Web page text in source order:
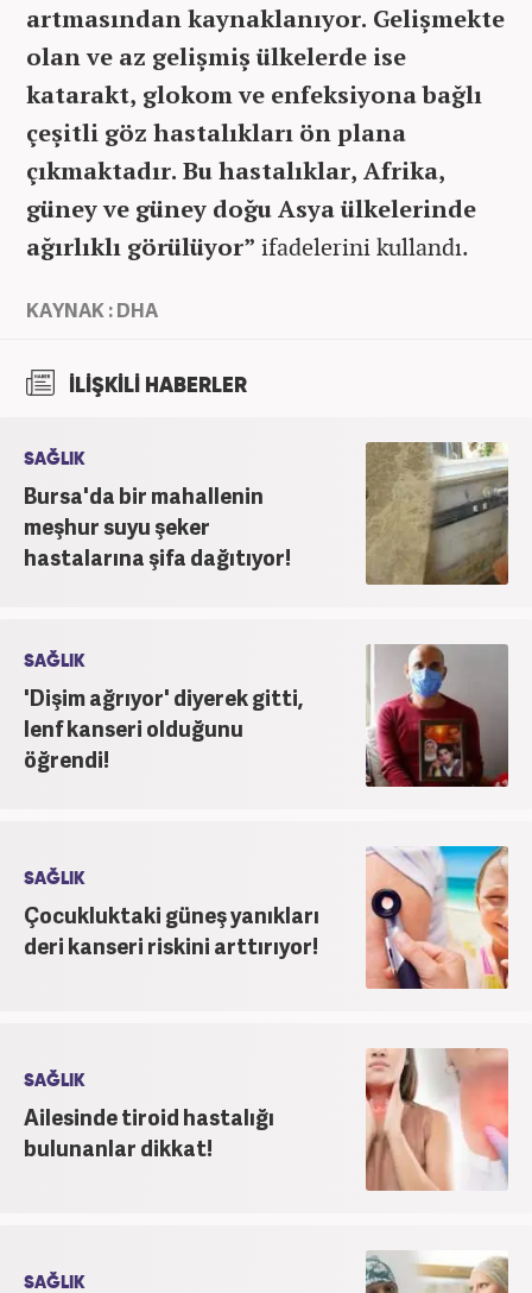
artmasından kaynaklanıyor. Gelişmekte
olan ve az gelişmiş ülkelerde ise
katarakt, glokom ve enfeksiyona bağlı
çeşitli göz hastalıkları ön plana
çıkmaktadır. Bu hastalıklar, Afrika,
güney ve güney doğu Asya ülkelerinde
ağırlıklı görülüyor” ifadelerini kullandı.
KAYNAK : DHA
İLİŞKİLİ HABERLER
SAĞLIK
Bursa'da bir mahallenin
meşhur suyu şeker
hastalarına şifa dağıtıyor!
SAĞLIK
'Dişim ağrıyor' diyerek gitti,
lenf kanseri olduğunu
öğrendi!
SAĞLIK
Çocukluktaki güneş yanıkları
deri kanseri riskini arttırıyor!
SAĞLIK
Ailesinde tiroid hastalığı
bulunanlar dikkat!
SAĞLIK